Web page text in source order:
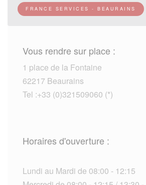
FRANCE SERVICES - BEAURAINS
Vous rendre sur place :
1 place de la Fontaine
62217 Beaurains
Tel :+33 (0)321509060 (*)
Horaires d'ouverture :
Lundi au Mardi de 08:00 - 12:15